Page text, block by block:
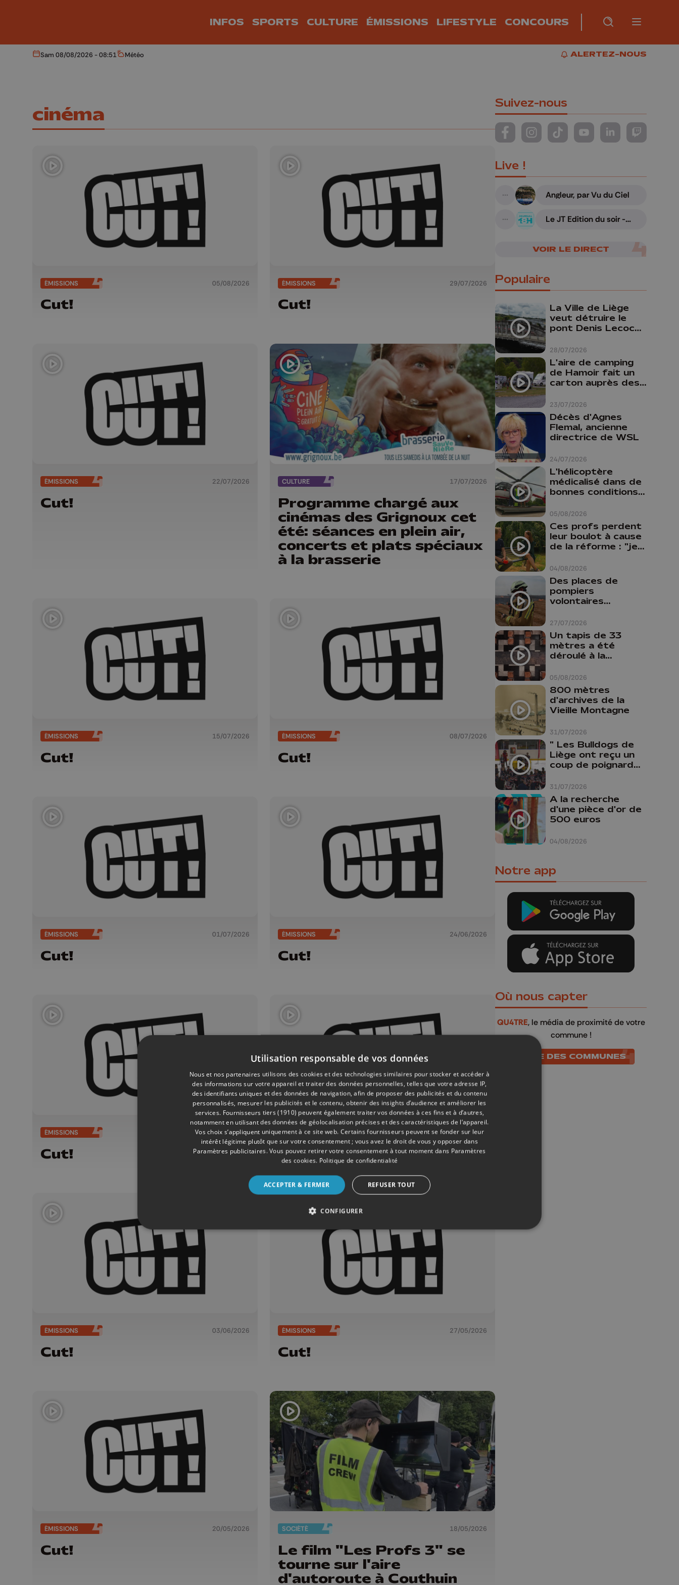
INFOS SPORTS CULTURE ÉMISSIONS LIFESTYLE CONCOURS Burger
RECHERCHE
PLUS
ALERTEZ-NOUS
ALERTEZ-NOUS
Aujourd'hui
Sam 08/08/2026 - 08:51 Météo
Météo
cinéma
ÉMISSIONS 05/08/2026
Cut!
ÉMISSIONS 29/07/2026
Cut!
ÉMISSIONS 22/07/2026
Cut!
CULTURE 17/07/2026
Programme chargé aux
cinémas des Grignoux cet
été: séances en plein air,
concerts et plats spéciaux
à la brasserie
ÉMISSIONS 15/07/2026
Cut!
ÉMISSIONS 08/07/2026
Cut!
ÉMISSIONS 01/07/2026
Cut!
ÉMISSIONS 24/06/2026
Cut!
ÉMISSIONS 17/06/2026
Cut!
ÉMISSIONS 10/06/2026
Cut!
ÉMISSIONS 03/06/2026
Cut!
ÉMISSIONS 27/05/2026
Cut!
ÉMISSIONS 20/05/2026
Cut!
SOCIÉTÉ 18/05/2026
Le film "Les Profs 3" se
tourne sur l'aire
d'autoroute à Couthuin
Suivez-nous
Suivez-nous sur FaceBook
Suivez-nous sur Instagram
Suivez-nous sur TikTok
Suivez-nous sur YouTube
Suivez-nous sur
Suivez-
Live !
A suivre
Angleur, par Vu du Ciel
A suivre
Le JT Edition du soir -
VOIR LE DIRECT
Populaire
28/07/2026
La Ville de Liège
veut détruire le
pont Denis Lecocq
budget pour le
faire
23/07/2026
L'aire de camping
de Hamoir fait un
carton auprès des
24/07/2026
Décès d'Agnes
Flemal, ancienne
directrice de WSL
05/08/2026
L'hélicoptère
médicalisé dans de
bonnes conditions à
04/08/2026
Ces profs perdent
leur boulot à cause
de la réforme : "je
comme prof que
comme
pharmacienne"
27/07/2026
Des places de
pompiers
volontaires
province de Liège :
"Un citoyen qui
n'est formé ne
peut pas nous
aider"
05/08/2026
Un tapis de 33
mètres a été
déroulé à la
Liège
31/07/2026
800 mètres
d'archives de la
Vieille Montagne
31/07/2026
" Les Bulldogs de
Liège ont reçu un
coup de poignard
04/08/2026
A la recherche
d'une pièce d'or de
500 euros
Notre app
Où nous capter
QU4TRE, le média de proximité de votre
commune !
LISTE DES COMMUNES
Utilisation responsable de vos données
Nous et nos partenaires utilisons des cookies et des technologies similaires pour stocker et accéder à
des informations sur votre appareil et traiter des données personnelles, telles que votre adresse IP,
des identifiants uniques et des données de navigation, afin de proposer des publicités et du contenu
personnalisés, mesurer les publicités et le contenu, obtenir des insights d’audience et améliorer les
services. Fournisseurs tiers (1910) peuvent également traiter vos données à ces fins et à d’autres,
notamment en utilisant des données de géolocalisation précises et des caractéristiques de l’appareil.
Vos choix s’appliquent uniquement à ce site web. Certains fournisseurs peuvent se fonder sur leur
intérêt légitime plutôt que sur votre consentement ; vous avez le droit de vous y opposer dans
Paramètres publicitaires. Vous pouvez retirer votre consentement à tout moment dans Paramètres
des cookies. Politique de confidentialité
ACCEPTER & FERMER REFUSER TOUT
CONFIGURER